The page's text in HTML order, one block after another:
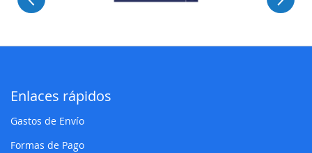
Enlaces rápidos
Gastos de Envío
Formas de Pago